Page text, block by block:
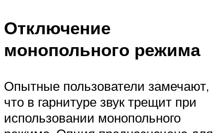
Отключение
монопольного режима
Опытные пользователи замечают,
что в гарнитуре звук трещит при
использовании монопольного